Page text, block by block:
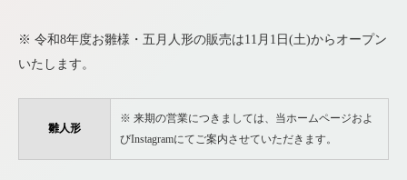
※ 令和8年度お雛様・五月人形の販売は11月1日(土)からオープン
いたします。
雛人形
※ 来期の営業につきましては、当ホームページおよ
びInstagramにてご案内させていただきます。